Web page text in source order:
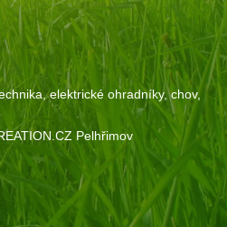
elektrické ohradníky, chov,
Pelhřimov